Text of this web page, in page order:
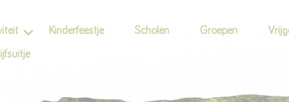
Kinderfeestje Scholen Groepen